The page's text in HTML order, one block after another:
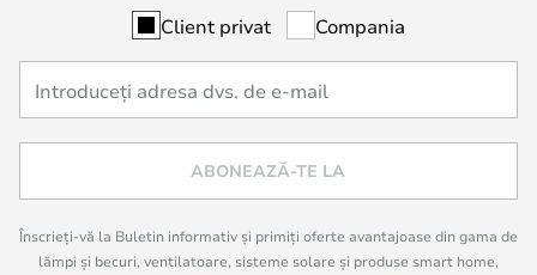
Client privat Compania
ABONEAZĂ-TE LA
Înscrieți-vă la Buletin informativ și primiți oferte avantajoase din gama de
lămpi și becuri, ventilatoare, sisteme solare și produse smart home,